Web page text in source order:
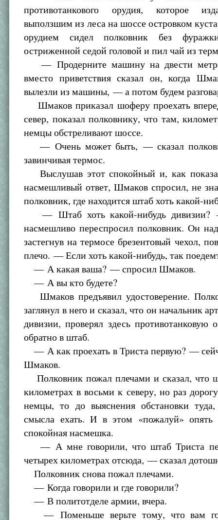
противотанкового орудия, которое
выползшим из леса на шоссе островком
орудием сидел полковник без
остриженной седой головой и пил чай из
— Продерните машину на двести
вместо приветствия сказал он, когда
вылезли из машины, — а потом будем
Шмаков приказал шоферу проехать
север, показал полковнику, что там,
немцы обстреливают шоссе.
— Очень может быть, — сказал
завинчивая термос.
Выслушав этот спокойный и, как
насмешливый ответ, Шмаков спросил, не
полковник, где находится штаб хоть какой-
— Штаб хоть какой-нибудь дивизии?
насмешливо переспросил полковник. Он
застегнув на термосе брезентовый чехол,
плечо. — Если хоть какой-нибудь, так
— А какая ваша? — спросил Шмаков.
— А вы кто будете?
Шмаков предъявил удостоверение.
заглянул в него и сказал, что он начальник
дивизии, проверял здесь противотанковую
обратно в штаб.
— А как проехать в Триста первую? —
Шмаков.
Полковник пожал плечами и сказал, что
километрах в восьми к северу, но раз
немцы, то до выяснения обстановки
смысла ехать. И в этом «пожалуй» опять
спокойная насмешка.
— А мне говорили, что штаб Триста
четырех километрах отсюда, — сказал
Полковник снова пожал плечами.
— Когда говорили и где говорили?
— В политотделе армии, вчера.
— Поменьше верьте тому, что вам